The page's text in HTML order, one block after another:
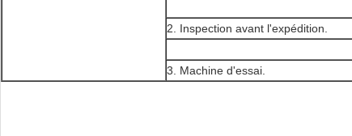
2. Inspection avant l'expédition.
3. Machine d'essai.